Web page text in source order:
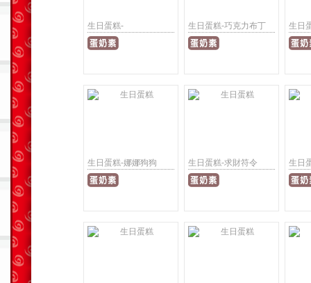
生日蛋糕- 生日蛋糕-巧克力布丁 生日
生日蛋糕-娜娜狗狗 生日蛋糕-求財符令 生日